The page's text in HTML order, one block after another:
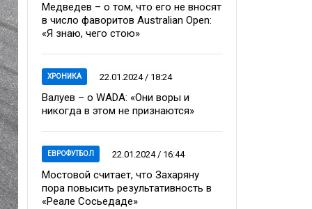
Медведев – о том, что его не вносят
в число фаворитов Australian Open:
«Я знаю, чего стою»
ХРОНИКА 22.01.2024 / 18:24
Валуев – о WADA: «Они воры и
никогда в этом не признаются»
ЕВРОФУТБОЛ 22.01.2024 / 16:44
Мостовой считает, что Захаряну
пора повысить результативность в
«Реале Сосьедаде»